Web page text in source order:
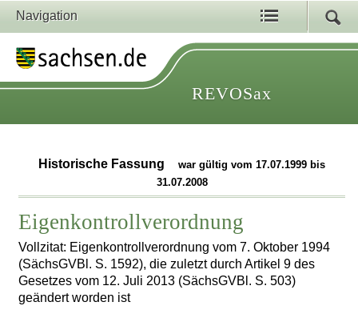
Navigation
REVOSax
Historische Fassung
war gültig vom 17.07.1999 bis
31.07.2008
Eigenkontrollverordnung
Vollzitat: Eigenkontrollverordnung vom 7. Oktober 1994
(SächsGVBl. S. 1592), die zuletzt durch Artikel 9 des
Gesetzes vom 12. Juli 2013 (SächsGVBl. S. 503)
geändert worden ist